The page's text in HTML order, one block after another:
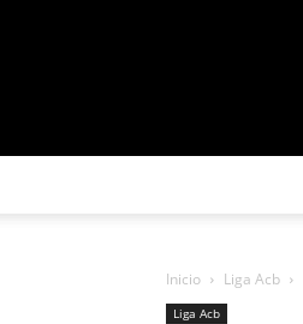
Inicio Liga Acb
Liga Acb